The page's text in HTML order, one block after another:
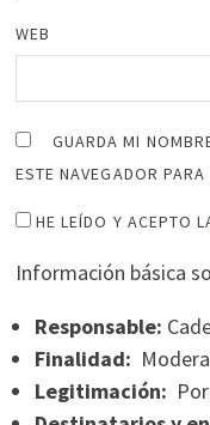
WEB
GUARDA MI
ESTE NAVEGADOR
HE LEÍDO Y ACEPTO
Información básica
Responsable:
Finalidad:
Legitimación: